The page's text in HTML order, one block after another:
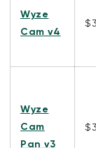
Wyze
Cam v4
Wyze
Cam
Pan v3